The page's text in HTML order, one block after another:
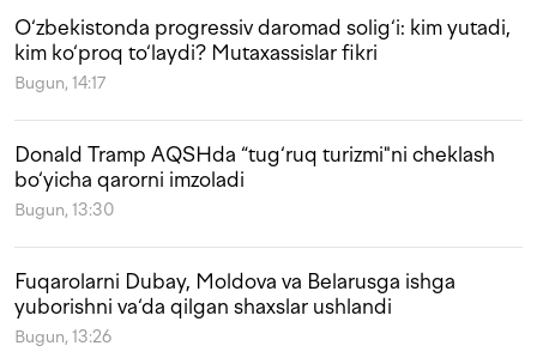
O‘zbekistonda progressiv daromad solig‘i: kim yutadi,
kim ko‘proq to‘laydi? Mutaxassislar fikri
Bugun, 14:17
Donald Tramp AQSHda “tug‘ruq turizmi"ni cheklash
bo‘yicha qarorni imzoladi
Bugun, 13:30
Fuqarolarni Dubay, Moldova va Belarusga ishga
yuborishni va‘da qilgan shaxslar ushlandi
Bugun, 13:26